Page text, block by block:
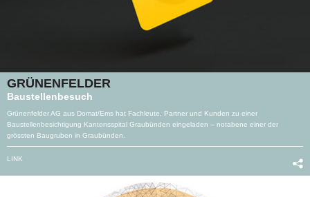
GRÜNENFELDER
Baustellenbesuch
Grünenfelder AG aus Domat/Ems hat Fachleute, Partner und Kunden zu einer
Baustellenbesichtigung Kantonsspital Graubünden eingeladen – notabene einer der
grössten Baugruben in Graubünden.
LINK